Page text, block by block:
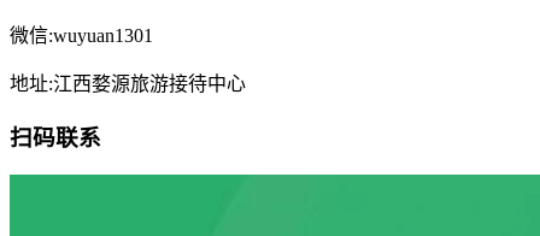
微信:wuyuan1301
地址:江西婺源旅游接待中心
扫码联系